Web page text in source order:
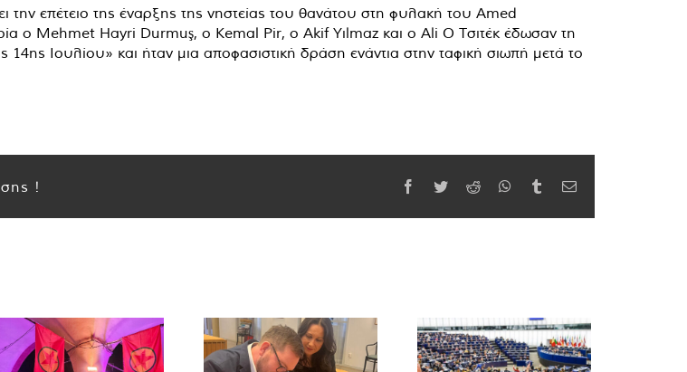
την επέτειο της έναρξης της νηστείας του θανάτου στη φυλακή του Amed
ο Mehmet Hayri Durmuş, ο Kemal Pir, ο Akif Yılmaz και ο Ali Ο Τσιτέκ έδωσαν τη
Ιουλίου» και ήταν μια αποφασιστική δράση ενάντια στην ταφική σιωπή μετά το
! Facebook
TwitterReddit WhatsApp
TumblrEmail